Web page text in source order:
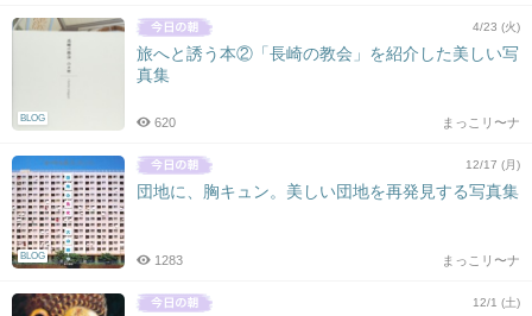
BLOG
4/23 (火)
旅へと誘う本②「長崎の教会」を紹介した美しい写
真集
まっこリ〜ナ
620
BLOG
12/17 (月)
団地に、胸キュン。美しい団地を再発見する写真集
まっこリ〜ナ
1283
12/1 (土)